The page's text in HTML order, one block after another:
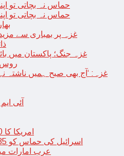
حماس نہ بچاتی تو
حماس نہ بچاتی تو
غزہ پر بمباری سے مزید 250 شہید ، رملہ میں خاتون فلسطینی سیاستدان
غزہ جنگ؛ پاکستان میں
روس
غزہ: ‘آج بھی صبح ہمیں ناشتہ
آئی
امریکا کا 2030 تک چاند پر ایک بار پھر انسانی مشن بھیجنے کا منصوبہ
اسرائیل کی حماس کو 35 قیدیوں کی رہائی کے بدلے 7 روزہ جنگ بندی کی پیشکش
عرب امارات